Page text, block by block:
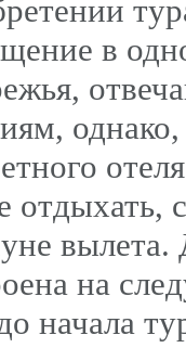
в
отдыхать,
вылета.
на
начала